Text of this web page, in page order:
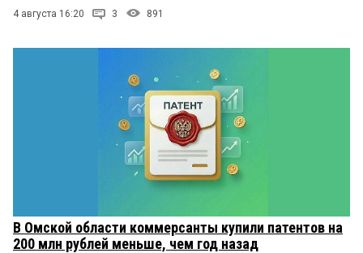
4 августа 16:20 3 891
В Омской области коммерсанты купили патентов на
200 млн рублей меньше, чем год назад